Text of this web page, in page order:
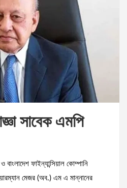
সাবেক এমপি
ফাইন্যান্সিয়াল কোম্পানি
মেজর (অব.) এম এ মান্নানের